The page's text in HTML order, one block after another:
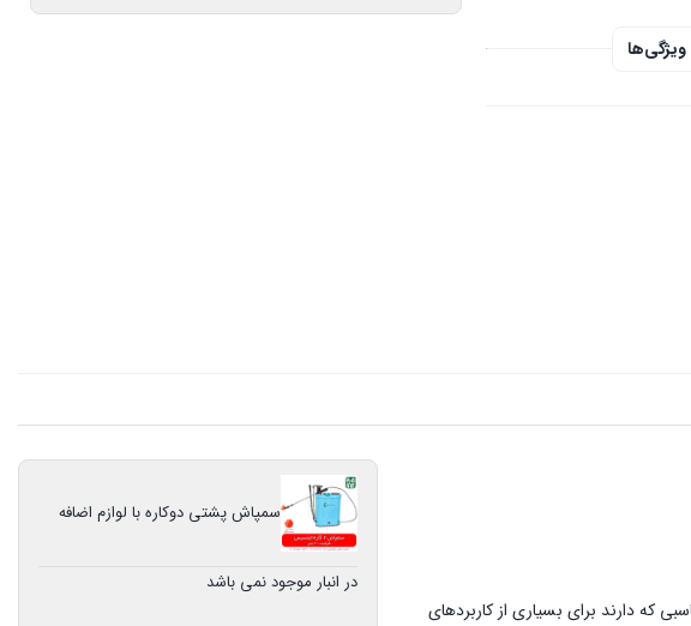
که دارند برای بسیاری از کاربردهای
سمپاش پشتی دوکاره با لوازم اضافه
در انبار موجود نمی باشد